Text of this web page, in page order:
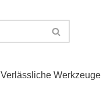
Verlässliche Werkzeuge